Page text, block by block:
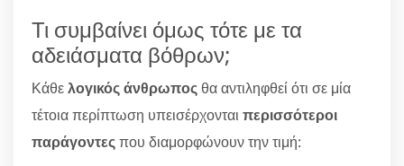
Τι συμβαίνει όμως τότε με τα
αδειάσματα βόθρων;
Κάθελογικός άνθρωποςθα αντιληφθεί ότι σε μία
τέτοια περίπτωση υπεισέρχονται περισσότεροι
παράγοντεςπου διαμορφώνουν την τιμή: